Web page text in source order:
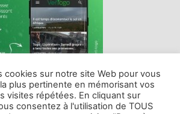
cookies sur notre site Web pour vous
plus pertinente en mémorisant vos
visites répétées. En cliquant sur
consentez à l'utilisation de TOUS